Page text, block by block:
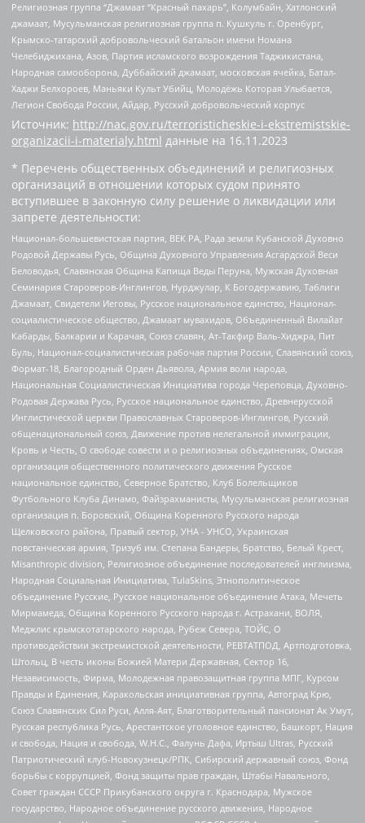
Религиозная группа “Джамаат “Красный пахарь”, Колумбайн, Хатлонский
джамаат, Мусульманская религиозная группа п. Кушкуль г. Оренбург,
Крымско-татарский добровольческий батальон имени Номана
Челебиджихана, Азов, Партия исламского возрождения Таджикистана,
Народная самооборона, Дуббайский джамаат, московская ячейка, Батал-
Хаджи Белхороев, Маньяки Культ Убийц, Молодёжь Которая Улыбается,
Легион Свобода России, Айдар, Русский добровольческий корпус
Источник: http://nac.gov.ru/terroristicheskie-i-ekstremistskie-
organizacii-i-materialy.html данные на 16.11.2023
* Перечень общественных объединений и религиозных
организаций в отношении которых судом принято
вступившее в законную силу решение о ликвидации или
запрете деятельности:
Национал-большевистская партия, ВЕК РА, Рада земли Кубанской Духовно
Родовой Державы Русь, Община Духовного Управления Асгардской Веси
Беловодья, Славянская Община Капища Веды Перуна, Мужская Духовная
Семинария Староверов-Инглингов, Нурджулар, К Богодержавию, Таблиги
Джамаат, Свидетели Иеговы, Русское национальное единство, Национал-
социалистическое общество, Джамаат мувахидов, Объединенный Вилайат
Кабарды, Балкарии и Карачая, Союз славян, Ат-Такфир Валь-Хиджра, Пит
Буль, Национал-социалистическая рабочая партия России, Славянский союз,
Формат-18, Благородный Орден Дьявола, Армия воли народа,
Национальная Социалистическая Инициатива города Череповца, Духовно-
Родовая Держава Русь, Русское национальное единство, Древнерусской
Инглистической церкви Православных Староверов-Инглингов, Русский
общенациональный союз, Движение против нелегальной иммиграции,
Кровь и Честь, О свободе совести и о религиозных объединениях, Омская
организация общественного политического движения Русское
национальное единство, Северное Братство, Клуб Болельщиков
Футбольного Клуба Динамо, Файзрахманисты, Мусульманская религиозная
организация п. Боровский, Община Коренного Русского народа
Щелковского района, Правый сектор, УНА - УНСО, Украинская
повстанческая армия, Тризуб им. Степана Бандеры, Братство, Белый Крест,
Misanthropic division, Религиозное объединение последователей инглиизма,
Народная Социальная Инициатива, TulaSkins, Этнополитическое
объединение Русские, Русское национальное объединение Атака, Мечеть
Мирмамеда, Община Коренного Русского народа г. Астрахани, ВОЛЯ,
Меджлис крымскотатарского народа, Рубеж Севера, ТОЙС, О
противодействии экстремистской деятельности, РЕВТАТПОД, Артподготовка,
Штольц, В честь иконы Божией Матери Державная, Сектор 16,
Независимость, Фирма, Молодежная правозащитная группа МПГ, Курсом
Правды и Единения, Каракольская инициативная группа, Автоград Крю,
Союз Славянских Сил Руси, Алля-Аят, Благотворительный пансионат Ак Умут,
Русская республика Русь, Арестантское уголовное единство, Башкорт, Нация
и свобода, Нация и свобода, W.H.С., Фалунь Дафа, Иртыш Ultras, Русский
Патриотический клуб-Новокузнецк/РПК, Сибирский державный союз, Фонд
борьбы с коррупцией, Фонд защиты прав граждан, Штабы Навального,
Совет граждан СССР Прикубанского округа г. Краснодара, Мужское
государство, Народное объединение русского движения, Народное